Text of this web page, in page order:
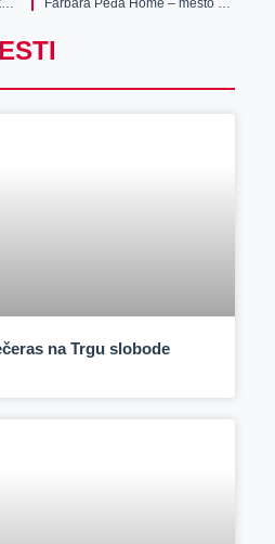
Novogodišnji koncert Baletske škole „Dimitrije Parlić“ Farbara Peđa Home – mesto gde boje, ljudi i dobra dela imaju isto ime
na Trgu slobode